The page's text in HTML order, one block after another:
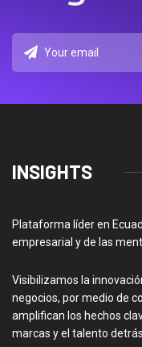
INSIGHTS
Plataforma líder en
empresarial y de las
Visibilizamos la
negocios, por medio de
amplifican los hechos
marcas y el talento